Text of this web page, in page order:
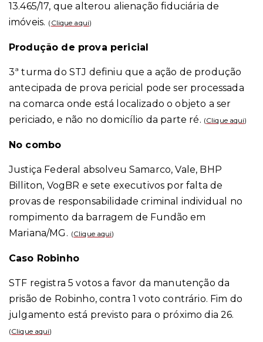
13.465/17, que alterou alienação fiduciária de
imóveis. ( Clique aqui)
Produção de prova pericial
3ª turma do STJ definiu que a ação de produção
antecipada de prova pericial pode ser processada
na comarca onde está localizado o objeto a ser
periciado, e não no domicílio da parte ré. (Clique aqui)
No combo
Justiça Federal absolveu Samarco, Vale, BHP
Billiton, VogBR e sete executivos por falta de
provas de responsabilidade criminal individual no
rompimento da barragem de Fundão em
Mariana/MG. (Clique aqui)
Caso Robinho
STF registra 5 votos a favor da manutenção da
prisão de Robinho, contra 1 voto contrário. Fim do
julgamento está previsto para o próximo dia 26.
(Clique aqui)